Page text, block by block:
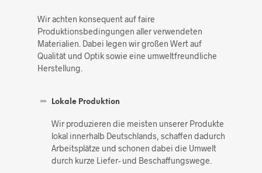
Wir achten konsequent auf faire
Produktionsbedingungen aller verwendeten
Materialien. Dabei legen wir großen Wert auf
Qualität und Optik sowie eine umweltfreundliche
Herstellung.
Lokale Produktion
Wir produzieren die meisten unserer Produkte
lokal innerhalb Deutschlands, schaffen dadurch
Arbeitsplätze und schonen dabei die Umwelt
durch kurze Liefer- und Beschaffungswege.